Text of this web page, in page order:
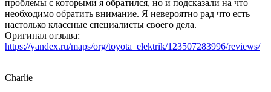
проблемы с которыми я обратился, но и подсказали на что
необходимо обратить внимание. Я невероятно рад что есть
настолько классные специалисты своего дела.
Оригинал отзыва:
https://yandex.ru/maps/org/toyota_elektrik/123507283996/reviews/
Charlie